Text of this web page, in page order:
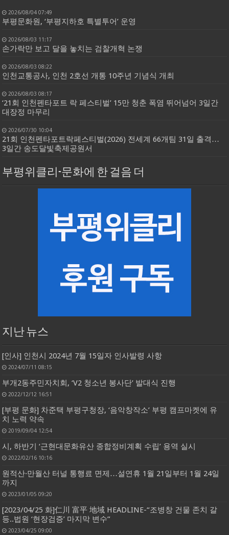
2026/08/04 07:49
부평문화원, ‘부평지하호 특별투어’ 운영
2026/08/03 11:17
손가락만 보고 달을 놓치는 검찰개혁 논쟁
2026/08/03 08:22
인천교통공사, 인천 2호선 개통 10주년 기념식 개최
2026/08/03 08:17
‘21회 인천펜타포트 락 페스티벌’ 15만 청춘 폭염 뛰어넘어 3일간
대장정 마무리
2026/07/30 10:04
21회 인천펜타포트락페스티벌(2026) 전세계 66개팀 31일 출격…
3일간 송도달빛축제공원서
부평위클리-문화에 한 걸음 더
지난 뉴스
[인사] 인천시 2024년 7월 15일자 인사발령 사항
2024/07/11 08:15
부개2동주민자치회, ‘V2 청소년 봉사단’ 발대식 진행
2022/12/12 16:51
[부평 문화] 차준택 부평구청장, ‘음악창작소’ 부평 캠프마켓에 유
치 노력 약속
2019/09/04 12:54
시, 하반기 ‘근현대문화유산 종합정비계획 수립’ 용역 실시
2022/02/16 10:16
원적산·만월산 터널 통행료 면제…설연휴 1월 21일부터 1월 24일
까지
2023/01/05 09:20
[2023/04/25 화]仁川 富平 地域 HEADLINE-“조병창 건물 존치 갈
등..법원 ‘현장검증’ 마지막 변수”
2023/04/25 09:00